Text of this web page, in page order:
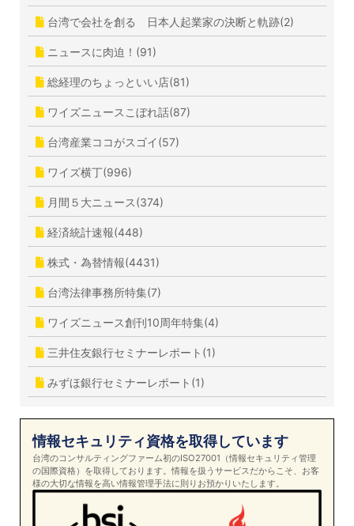
台湾で会社を創る 日本人起業家の決断と軌跡(2)
ニュースに肉迫！(91)
総経理のちょっといい店(81)
ワイズニュースこぼれ話(87)
台湾産業ココがスゴイ(57)
ワイズ横丁(996)
月間５大ニュース(374)
経済統計速報(448)
株式・為替情報(4431)
台湾法律事務所特集(7)
ワイズニュース創刊10周年特集(4)
三井住友銀行セミナーレポート(1)
みずほ銀行セミナーレポート(1)
情報セキュリティ資格を取得しています
台湾のコンサルティングファーム初のISO27001（情報セキュリティ管理
の国際資格）を取得しております。情報を扱うサービスだからこそ、お客
様の大切な情報を高い情報管理手法に則りお預かりいたします。